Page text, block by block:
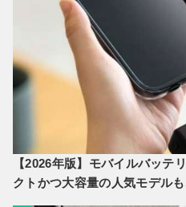
【2026年版】モバイルバッテ
クトかつ大容量の人気モデル